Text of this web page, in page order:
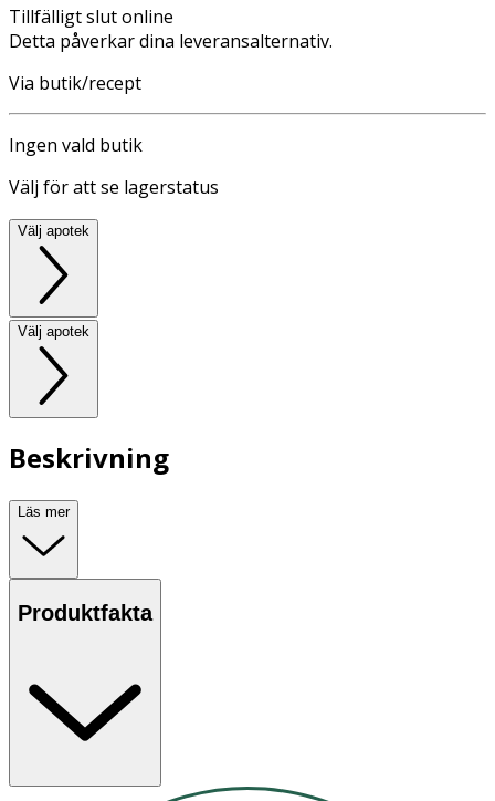
Tillfälligt slut online
Detta påverkar dina leveransalternativ.
Via butik/recept
Ingen vald butik
Välj för att se lagerstatus
Välj apotek
Välj apotek
Beskrivning
Läs mer
Produktfakta